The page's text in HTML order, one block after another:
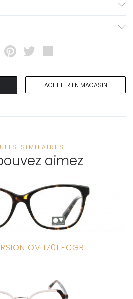
WhatsApp
Pinterest
Twitter
ACHETER EN MAGASIN
SIMILAIRES
aimez
OV 1701 ECGR